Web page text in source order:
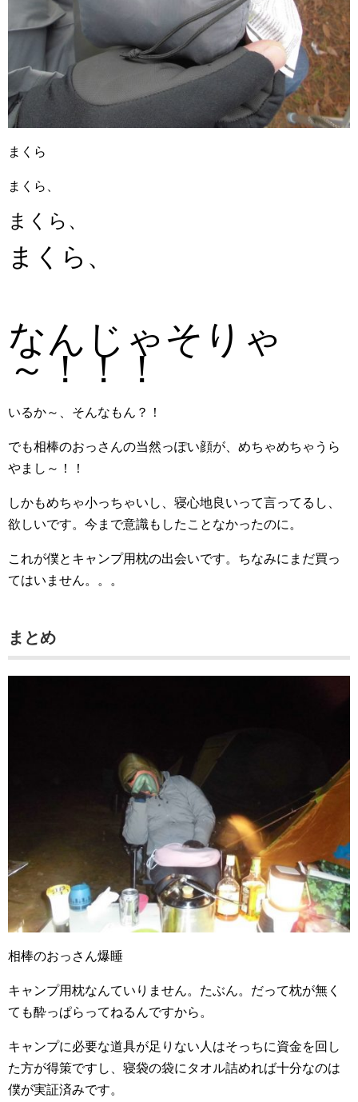
まくら
まくら、
まくら、
まくら、
なんじゃそりゃ
～！！！
いるか～、そんなもん？！
でも相棒のおっさんの当然っぽい顔が、めちゃめちゃうら
やまし～！！
しかもめちゃ小っちゃいし、寝心地良いって言ってるし、
欲しいです。今まで意識もしたことなかったのに。
これが僕とキャンプ用枕の出会いです。ちなみにまだ買っ
てはいません。。。
まとめ
相棒のおっさん爆睡
キャンプ用枕なんていりません。たぶん。だって枕が無く
ても酔っぱらってねるんですから。
キャンプに必要な道具が足りない人はそっちに資金を回し
た方が得策ですし、寝袋の袋にタオル詰めれば十分なのは
僕が実証済みです。